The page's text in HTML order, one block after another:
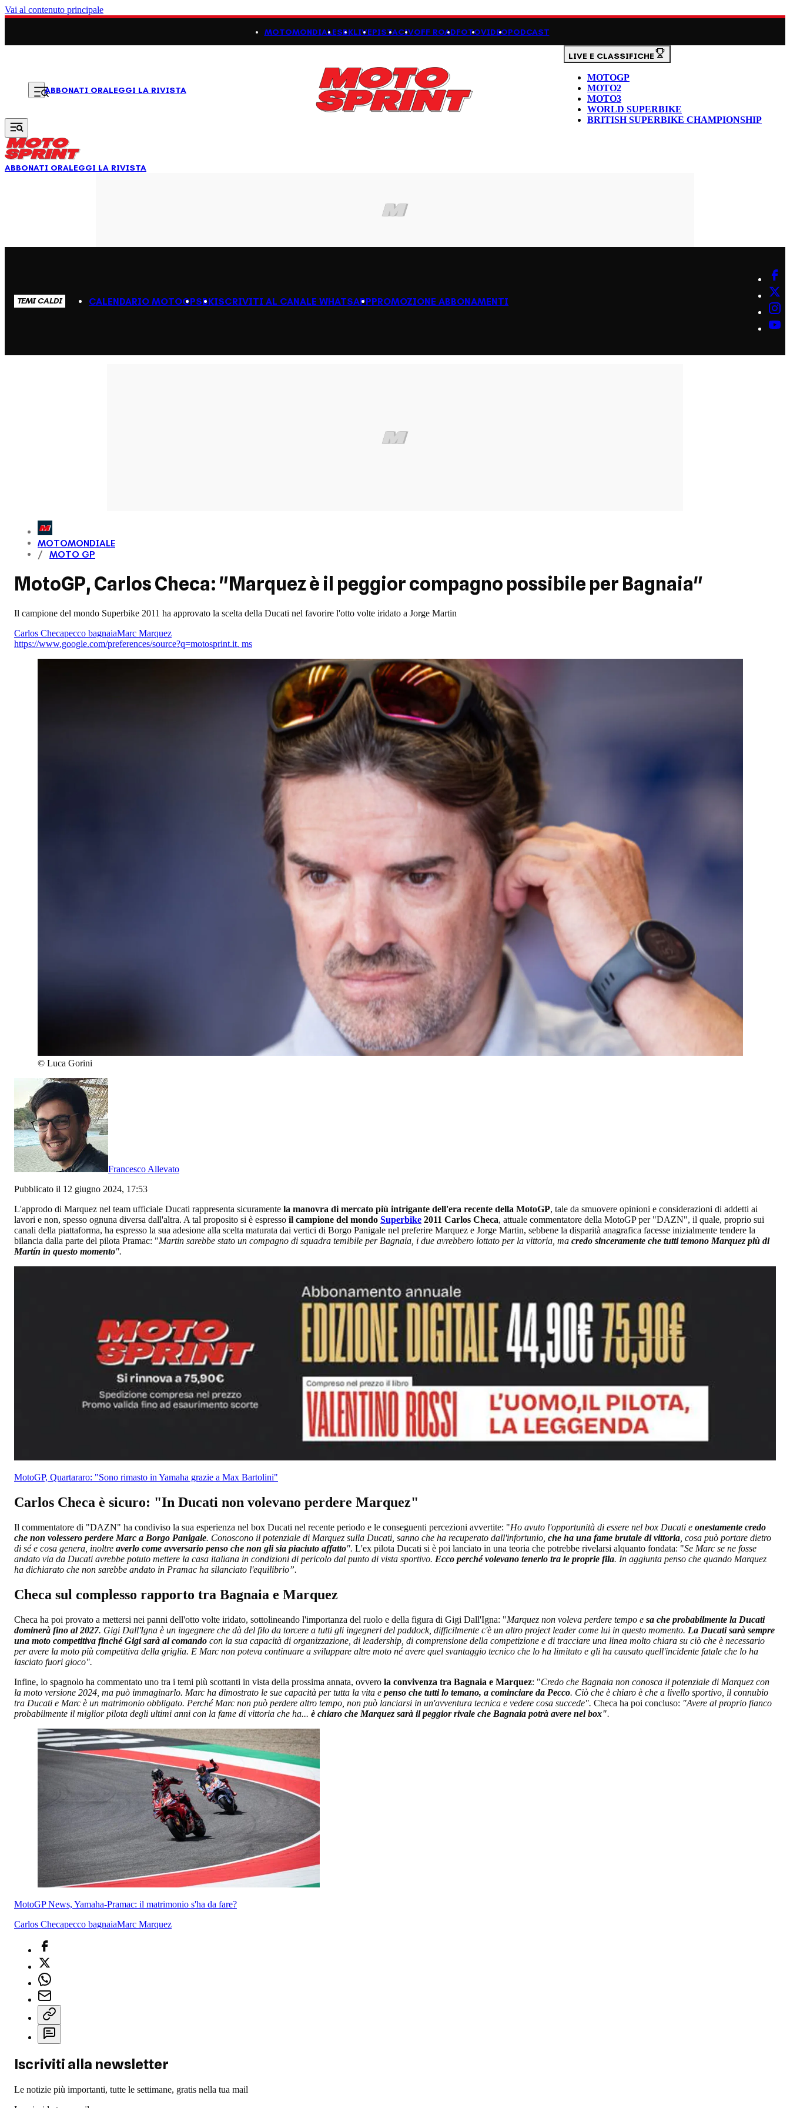
Vai al contenuto principale
MOTOMONDIALESBKLIVEPISTACIVOFF ROADFOTOVIDEOPODCAST
ABBONATI ORALEGGI LA RIVISTA
LIVE E CLASSIFICHE
MOTOGP
MOTO2
MOTO3
WORLD SUPERBIKE
BRITISH SUPERBIKE CHAMPIONSHIP
ABBONATI ORALEGGI LA RIVISTA
TEMI CALDI CALENDARIO MOTOGPSBKISCRIVITI AL CANALE WHATSAPPPROMOZIONE ABBONAMENTI
MOTOMONDIALE
MOTO GP
MotoGP, Carlos Checa: "Marquez è il peggior compagno possibile per Bagnaia"
Il campione del mondo Superbike 2011 ha approvato la scelta della Ducati nel favorire l'otto volte iridato a Jorge Martin
Carlos Checapecco bagnaiaMarc Marquez
https://www.google.com/preferences/source?q=motosprint.it, ms
© Luca Gorini
Francesco Allevato
Pubblicato il 12 giugno 2024, 17:53
L'approdo di Marquez nel team ufficiale Ducati rappresenta sicuramente la manovra di mercato più intrigante dell'era recente della MotoGP, tale da smuovere opinioni e considerazioni di addetti ai
lavori e non, spesso ognuna diversa dall'altra. A tal proposito si è espresso il campione del mondo Superbike 2011 Carlos Checa, attuale commentatore della MotoGP per "DAZN", il quale, proprio sui
canali della piattaforma, ha espresso la sua adesione alla scelta maturata dai vertici di Borgo Panigale nel preferire Marquez e Jorge Martin, sebbene la disparità anagrafica facesse inizialmente tendere la
bilancia dalla parte del pilota Pramac: "Martin sarebbe stato un compagno di squadra temibile per Bagnaia, i due avrebbero lottato per la vittoria, ma credo sinceramente che tutti temono Marquez più di
Martín in questo momento".
MotoGP, Quartararo: "Sono rimasto in Yamaha grazie a Max Bartolini"
Carlos Checa è sicuro: "In Ducati non volevano perdere Marquez"
Il commentatore di "DAZN" ha condiviso la sua esperienza nel box Ducati nel recente periodo e le conseguenti percezioni avvertite: "Ho avuto l'opportunità di essere nel box Ducati e onestamente credo
che non volessero perdere Marc a Borgo Panigale. Conoscono il potenziale di Marquez sulla Ducati, sanno che ha recuperato dall'infortunio, che ha una fame brutale di vittoria , cosa può portare dietro
di sé e cosa genera, inoltre averlo come avversario penso che non gli sia piaciuto affatto". L'ex pilota Ducati si è poi lanciato in una teoria che potrebbe rivelarsi alquanto fondata: "Se Marc se ne fosse
andato via da Ducati avrebbe potuto mettere la casa italiana in condizioni di pericolo dal punto di vista sportivo. Ecco perché volevano tenerlo tra le proprie fila. In aggiunta penso che quando Marquez
ha dichiarato che non sarebbe andato in Pramac ha silanciato l'equilibrio”.
Checa sul complesso rapporto tra Bagnaia e Marquez
Checa ha poi provato a mettersi nei panni dell'otto volte iridato, sottolineando l'importanza del ruolo e della figura di Gigi Dall'Igna: "Marquez non voleva perdere tempo e sa che probabilmente la Ducati
dominerà fino al 2027. Gigi Dall'Igna è un ingegnere che dà del filo da torcere a tutti gli ingegneri del paddock, difficilmente c'è un altro project leader come lui in questo momento. La Ducati sarà sempre
una moto competitiva finché Gigi sarà al comando con la sua capacità di organizzazione, di leadership, di comprensione della competizione e di tracciare una linea molto chiara su ciò che è necessario
per avere la moto più competitiva della griglia. E Marc non poteva continuare a sviluppare altre moto né avere quel svantaggio tecnico che lo ha limitato e gli ha causato quell'incidente fatale che lo ha
lasciato fuori gioco".
Infine, lo spagnolo ha commentato uno tra i temi più scottanti in vista della prossima annata, ovvero la convivenza tra Bagnaia e Marquez: "Credo che Bagnaia non conosca il potenziale di Marquez con
la moto versione 2024, ma può immaginarlo. Marc ha dimostrato le sue capacità per tutta la vita e penso che tutti lo temano, a cominciare da Pecco. Ciò che è chiaro è che a livello sportivo, il connubio
tra Ducati e Marc è un matrimonio obbligato. Perché Marc non può perdere altro tempo, non può lanciarsi in un'avventura tecnica e vedere cosa succede". Checa ha poi concluso: "Avere al proprio fianco
probabilmente il miglior pilota degli ultimi anni con la fame di vittoria che ha... è chiaro che Marquez sarà il peggior rivale che Bagnaia potrà avere nel box".
MotoGP News, Yamaha-Pramac: il matrimonio s'ha da fare?
Carlos Checapecco bagnaiaMarc Marquez
Iscriviti alla newsletter
Le notizie più importanti, tutte le settimane, gratis nella tua mail